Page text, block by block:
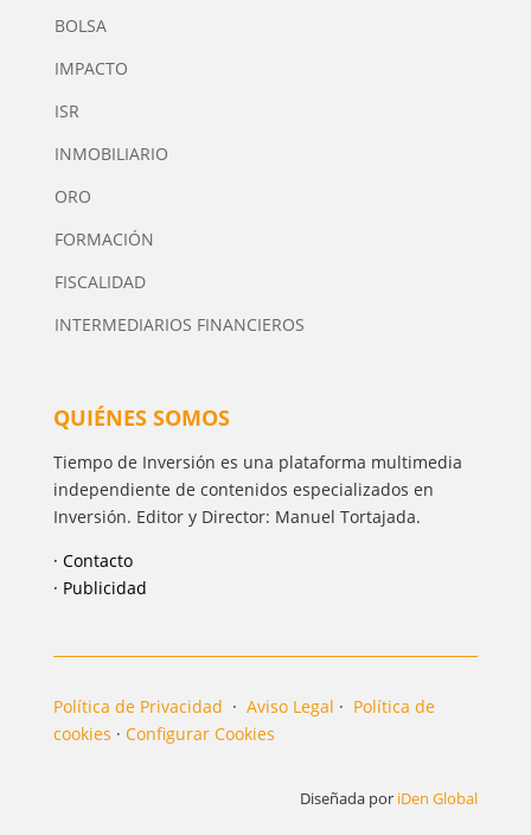
BOLSA
IMPACTO
ISR
INMOBILIARIO
ORO
FORMACIÓN
FISCALIDAD
INTERMEDIARIOS FINANCIEROS
QUIÉNES SOMOS
Tiempo de Inversión es una plataforma multimedia
independiente de contenidos especializados en
Inversión. Editor y Director: Manuel Tortajada.
· Contacto
· Publicidad
Política de Privacidad · Aviso Legal · Política de
cookies · Configurar Cookies
Diseñada por iDen Global